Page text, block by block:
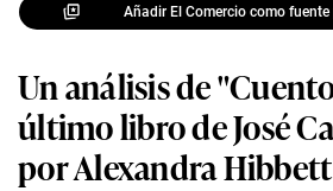
Añadir El Comercio como fuente
Un análisis de
último libro de José
por Alexandra Hibbett